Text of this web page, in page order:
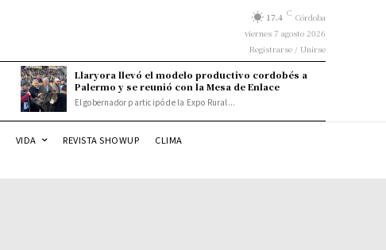
17.4 C Córdoba
viernes 7 agosto 2026
Registrarse / Unirse
Llaryora llevó el modelo productivo cordobés a
Palermo y se reunió con la Mesa de Enlace
El gobernador participó de la Expo Rural...
VIDA REVISTA SHOWUP CLIMA